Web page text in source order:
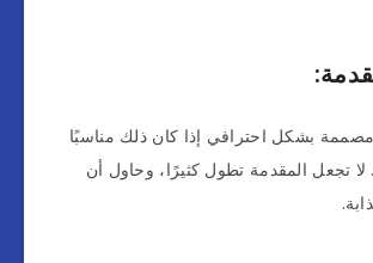
بشكل احترافي إذا كان ذلك مناسبًا
لا تجعل المقدمة تطول كثيرًا، وحاول أن